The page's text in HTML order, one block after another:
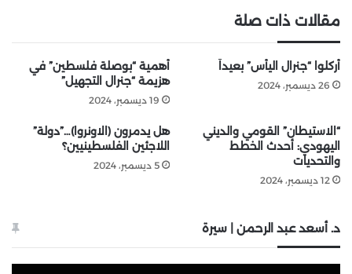
مقالات ذات صلة
أُركلوا “جنرال اليأس” بعيداً
26 ديسمبر، 2024
أهمية “بوصلة فلسطين” في
هزيمة “جنرال التجهيل”
19 ديسمبر، 2024
“الاستيطان” القومي والديني
اليهودي: أحدث الخطط
والتحديات
12 ديسمبر، 2024
هل يدمرون (الاونروا)…”دولة”
اللاجئين الفلسطينيين؟
5 ديسمبر، 2024
د. أسعد عبد الرحمن | سيرة